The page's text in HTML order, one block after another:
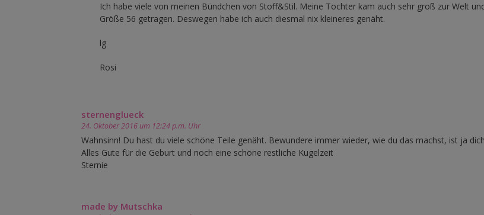
Ich habe viele von meinen Bündchen von Stoff&Stil. Meine Tochter kam auch sehr groß zur Welt
Größe 56 getragen. Deswegen habe ich auch diesmal nix kleineres genäht.
lg
Rosi
sternenglueck
24. Oktober 2016 um 12:24 p.m. Uhr
Wahnsinn! Du hast du viele schöne Teile genäht. Bewundere immer wieder, wie du das machst, ist ja
Alles Gute für die Geburt und noch eine schöne restliche Kugelzeit
Sternie
made by Mutschka